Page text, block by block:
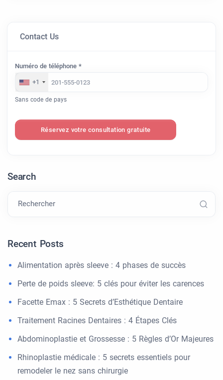
Contact Us
Numéro de téléphone *
+1
Sans code de pays
Réservez votre consultation gratuite
Search
Rechercher
Recent Posts
Alimentation après sleeve : 4 phases de succès
Perte de poids sleeve: 5 clés pour éviter les carences
Facette Emax : 5 Secrets d’Esthétique Dentaire
Traitement Racines Dentaires : 4 Étapes Clés
Abdominoplastie et Grossesse : 5 Règles d’Or Majeures
Rhinoplastie médicale : 5 secrets essentiels pour
remodeler le nez sans chirurgie